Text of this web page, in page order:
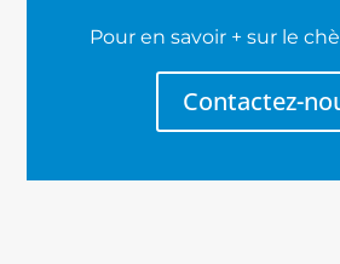
Pour en savoir + sur le
Contactez-